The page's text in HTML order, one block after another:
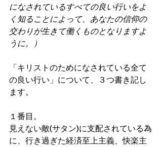
になされているすべての良い行いをよ
く知ることによって、あなたの信仰の
交わりが生きて働くものとなりますよ
うに。）
「キリストのためになされている全て
の良い行い」について、３つ書き記し
ます。
１番目。
見えない敵(サタン)に支配されている為
に、行き過ぎた経済至上主義、快楽主